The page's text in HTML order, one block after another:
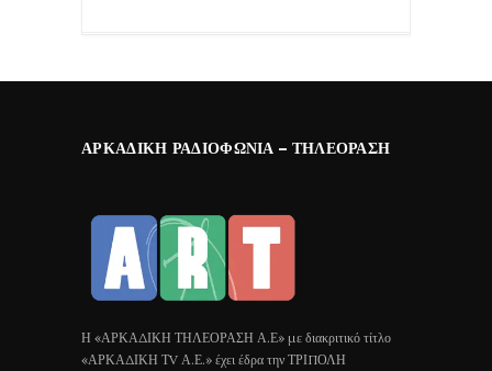
ΑΡΚΑΔΙΚΉ ΡΑΔΙΟΦΩΝΊΑ – ΤΗΛΕΌΡΑΣΗ
Η «ΑΡΚΑΔΙΚΗ ΤΗΛΕΟΡΑΣΗ Α.Ε» με διακριτικό τίτλο
«ΑΡΚΑΔΙΚΗ ΤV Α.Ε.» έχει έδρα την ΤΡΙΠΟΛΗ